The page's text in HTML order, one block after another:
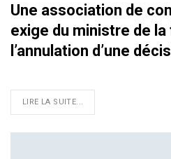
Une association de
exige du ministre de
l’annulation d’une
LIRE LA SUITE...